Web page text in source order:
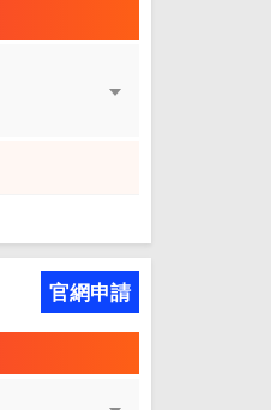
官網申請